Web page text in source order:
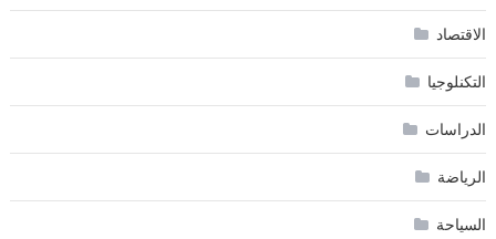
الاقتصاد
التكنلوجيا
الدراسات
الرياضة
السياحة